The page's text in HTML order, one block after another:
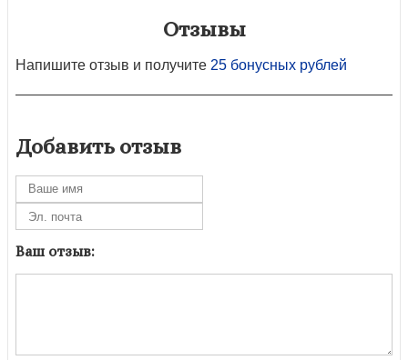
Отзывы
Напишите отзыв и получите 25 бонусных рублей
Добавить отзыв
Ваш отзыв: